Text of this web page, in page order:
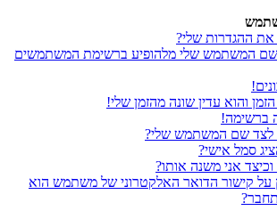
את ההגדרות שלי?
המשתמש שלי מלהופיע ברשימת המשתמשים
והוא עדין שונה מהזמן שלי!
ברשימה!
לצד שם המשתמש שלי?
סמל אישי?
וכיצד אני משנה אותו?
על קישור הדואר האלקטרוני של משתמש הוא